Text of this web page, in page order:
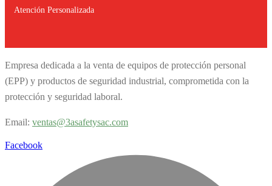
Atención Personalizada
Empresa dedicada a la venta de equipos de protección personal
(EPP) y productos de seguridad industrial, comprometida con la
protección y seguridad laboral.
Email: ventas@3asafetysac.com
Facebook